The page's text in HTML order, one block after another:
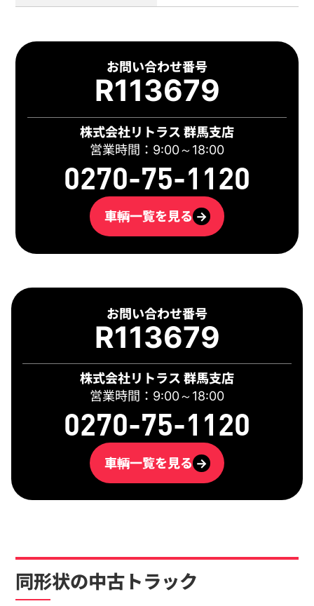
お問い合わせ番号
R113679
株式会社リトラス 群馬支店
営業時間：9:00～18:00
0270-75-1120
車輌一覧を見る →
お問い合わせ番号
R113679
株式会社リトラス 群馬支店
営業時間：9:00～18:00
0270-75-1120
車輌一覧を見る →
同形状の中古トラック